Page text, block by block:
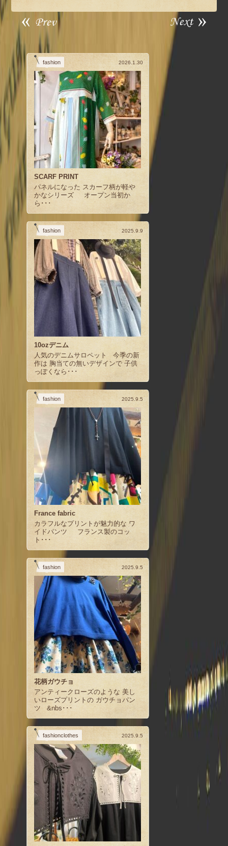
fashion 2026.1.30
SCARF PRINT
パネルになった スカーフ柄が軽や
かなシリーズ オープン当初か
ら･･･
fashion 2025.9.9
10ozデニム
人気のデニムサロペット 今季の新
作は 胸当ての無いデザインで 子供
っぽくなら･･･
fashion 2025.9.5
France fabric
カラフルなプリントが魅力的な ワ
イドパンツ フランス製のコッ
ト･･･
fashion 2025.9.5
花柄ガウチョ
アンティークローズのような 美し
いローズプリントの ガウチョパン
ツ &nbs･･･
fashionclothes 2025.9.5